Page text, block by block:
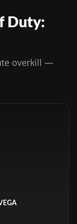
Duty:
overkill —